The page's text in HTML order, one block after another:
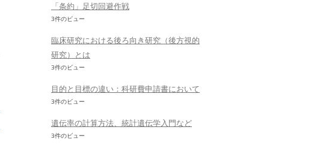
「条約」足切回避作戦
3件のビュー
臨床研究における後ろ向き研究（後方視的
研究）とは
3件のビュー
目的と目標の違い：科研費申請書において
3件のビュー
遺伝率の計算方法、統計遺伝学入門など
3件のビュー